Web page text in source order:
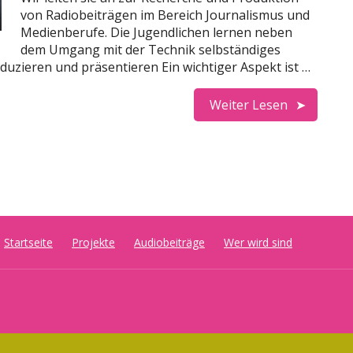
von Radiobeiträgen im Bereich Journalismus und
Medienberufe. Die Jugendlichen lernen neben
dem Umgang mit der Technik selbständiges
und präsentieren Ein wichtiger Aspekt ist …
Weiter Lesen
Startseite Projekte Audiobeiträge Wer wird sind